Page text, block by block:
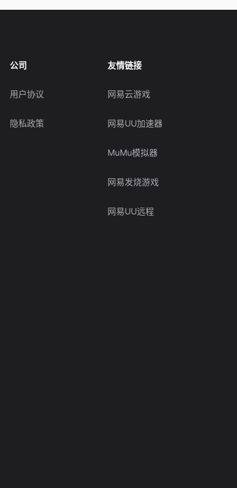
公司
用户协议
隐私政策
友情链接
网易云游戏
网易UU加速器
MuMu模拟器
网易发烧游戏
网易UU远程